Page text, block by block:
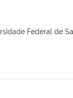
Federal de